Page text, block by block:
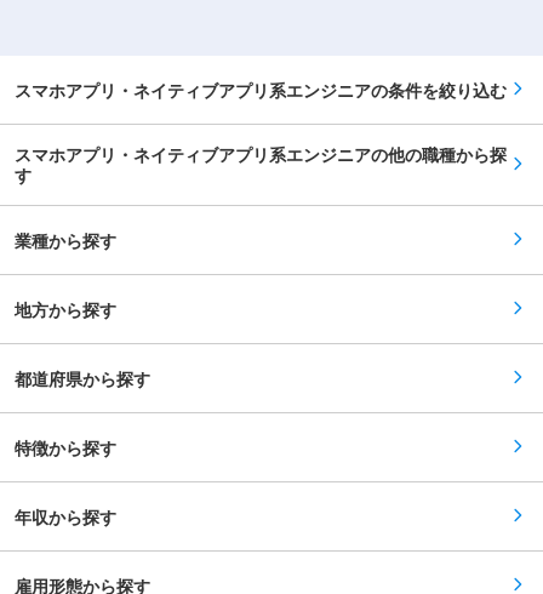
立。「キャリア戦略×テクノロジー」を武器に創
れるキャリア形成」を見据え、早期にセルフ・キ
メイン担当：Androidアプリ設計、実装／テスト
フラ：AWS ◎通信業界／IOTデバイス操作連携ア
プリ開発 Bluetoothを利用したIOTデバイスとの
通信を行い、サーバサイドとの連携を含めた機能
ックエンドの作業にもチャレンジできるお仕事で
テスト ◇開発言語：Kotlin ◇その他：
験や志向性に合ったプロジェクトをお任せしま
す。 ■プロジェクト参画後の流れ： まずは、業
務／事業／サービスの内容を理解するところから
スタートし、設計のご経験がある方は設計フェー
ンとしつつ仕様検討にも徐々にご参加頂き、仕様
の開発フェーズに携わって頂きます。 ■チーム体
制： ◎スマホアプリ開発チーム（一例） ◇プロ
ジェクトマネージャー or ディレクター1名 ◇iOS
ことが多く、テックリーダーは当社エンジニアも
担当することがあります。
スマホアプリ・ネイティブアプリ系エンジニアの条件を絞り込む
スマホアプリ・ネイティブアプリ系エンジニアの他の職種から探
す
業種から探す
地方から探す
都道府県から探す
特徴から探す
年収から探す
雇用形態から探す